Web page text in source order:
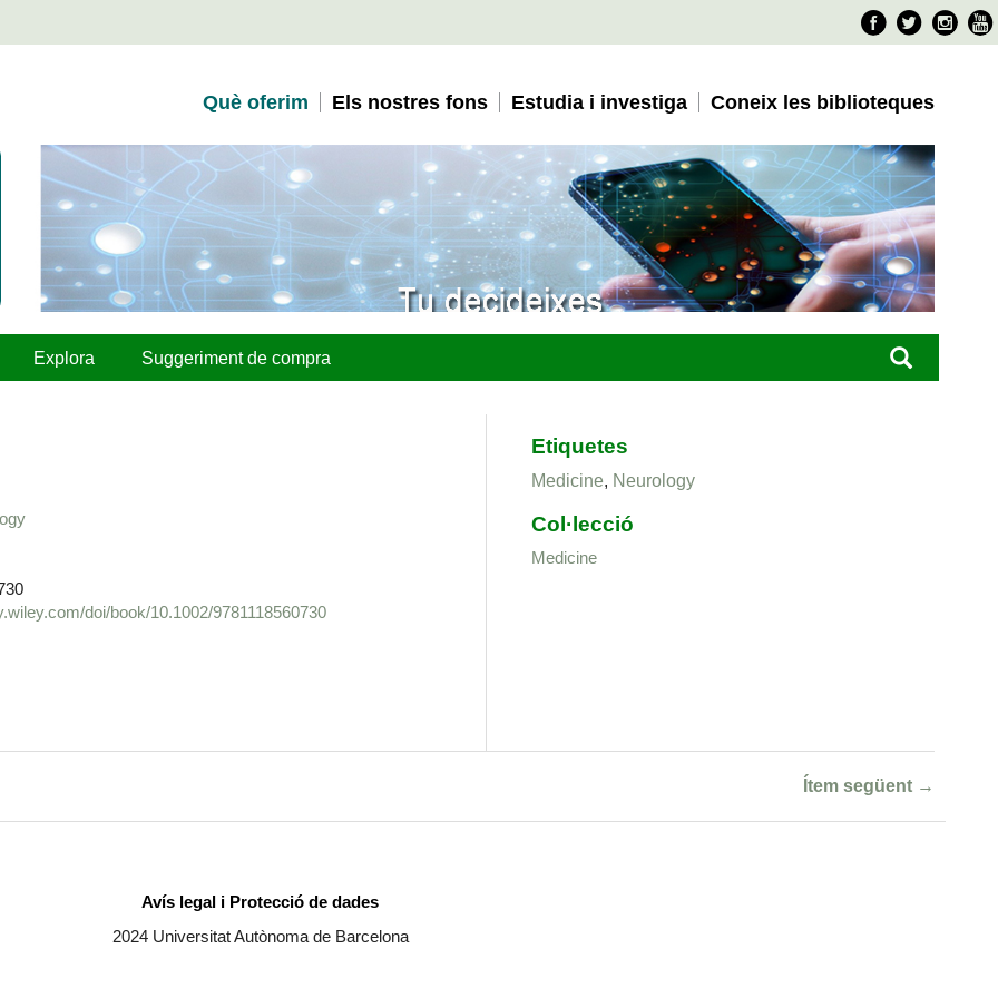
Twitter
Què oferim Els nostres fons Estudia i investiga Coneix les biblioteques
Explora Suggeriment de compra
doi/book/10.1002/9781118560730
Etiquetes
Medicine, Neurology
Col·lecció
Medicine
Ítem següent →
Avís legal i Protecció de dades
2024 Universitat Autònoma de Barcelona